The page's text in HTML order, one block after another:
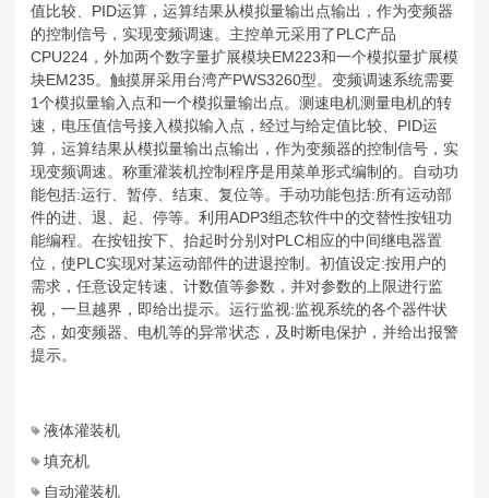
值比较、PID运算，运算结果从模拟量输出点输出，作为变频器
的控制信号，实现变频调速。主控单元采用了PLC产品
CPU224，外加两个数字量扩展模块EM223和一个模拟量扩展模
块EM235。触摸屏采用台湾产PWS3260型。变频调速系统需要
1个模拟量输入点和一个模拟量输出点。测速电机测量电机的转
速，电压值信号接入模拟输入点，经过与给定值比较、PID运
算，运算结果从模拟量输出点输出，作为变频器的控制信号，实
现变频调速。称重灌装机控制程序是用菜单形式编制的。自动功
能包括:运行、暂停、结束、复位等。手动功能包括:所有运动部
件的进、退、起、停等。利用ADP3组态软件中的交替性按钮功
能编程。在按钮按下、抬起时分别对PLC相应的中间继电器置
位，使PLC实现对某运动部件的进退控制。初值设定:按用户的
需求，任意设定转速、计数值等参数，并对参数的上限进行监
视，一旦越界，即给出提示。运行监视:监视系统的各个器件状
态，如变频器、电机等的异常状态，及时断电保护，并给出报警
提示。
液体灌装机
填充机
自动灌装机